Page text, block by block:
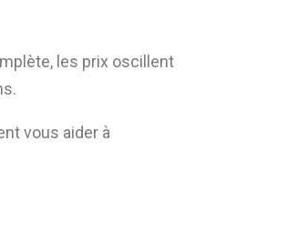
les prix oscillent
vous aider à